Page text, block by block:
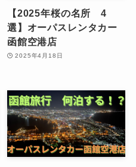
【2025年桜の名所 4
選】オーパスレンタカー
函館空港店
2025年4月18日